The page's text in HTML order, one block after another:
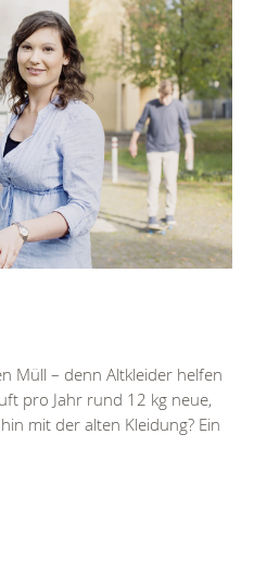
Müll – denn Altkleider helfen
pro Jahr rund 12 kg neue,
mit der alten Kleidung? Ein